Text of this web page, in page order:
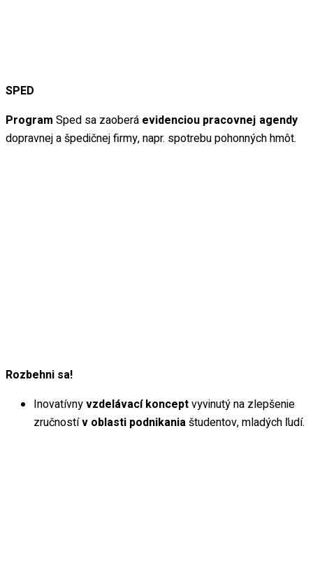
SPED
Program Sped sa zaoberá evidenciou pracovnej agendy
dopravnej a špedičnej firmy, napr. spotrebu pohonných hmôt.
Rozbehni sa!
Inovatívnyvzdelávací konceptvyvinutý na zlepšenie
zručnostív oblasti podnikaniaštudentov, mladých ľudí.